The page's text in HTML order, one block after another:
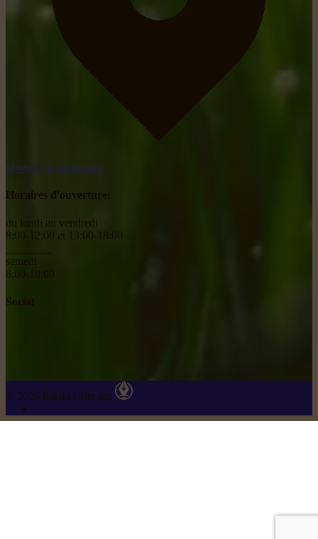
obtenir un itinéraire
Horaires d'ouverture:
du lundi au vendredi
8:00-12:00 et 13:00-18:00
samedi
8:00-18:00
Social
© 2026 Rikiki | Site par